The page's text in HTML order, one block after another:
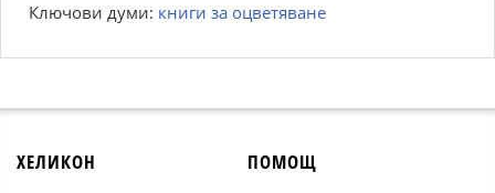
Ключови думи: книги за оцветяване
ХЕЛИКОН ПОМОЩ